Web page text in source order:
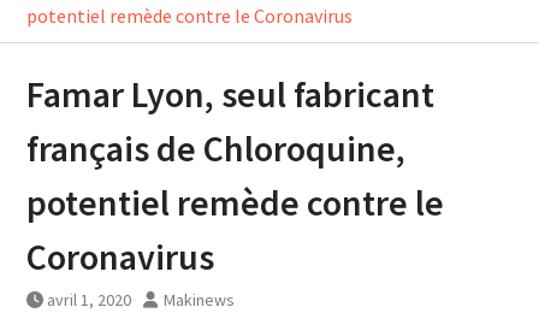
potentiel remède contre le Coronavirus
Famar Lyon, seul fabricant
français de Chloroquine,
potentiel remède contre le
Coronavirus
avril 1, 2020 Makinews